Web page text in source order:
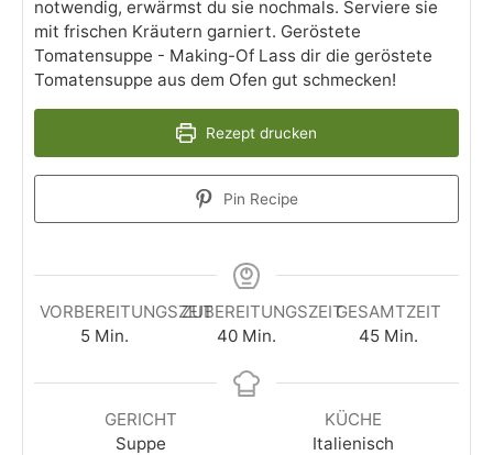
notwendig, erwärmst du sie nochmals. Serviere sie
mit frischen Kräutern garniert. Geröstete
Tomatensuppe - Making-Of Lass dir die geröstete
Tomatensuppe aus dem Ofen gut schmecken!
Rezept drucken
Pin Recipe
VORBEREITUNGSZEIT
5 Min.
ZUBEREITUNGSZEIT
40 Min.
GESAMTZEIT
45 Min.
GERICHT
Suppe
KÜCHE
Italienisch